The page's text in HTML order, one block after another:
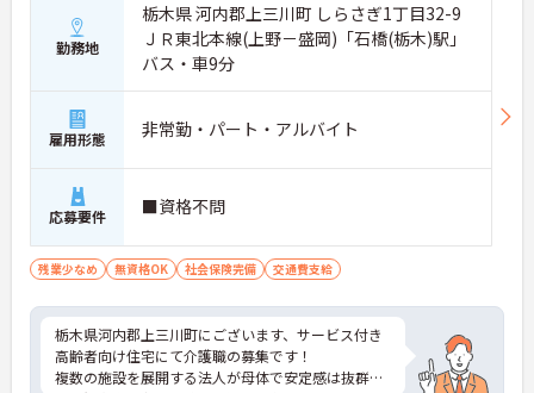
勤務地
栃木県 河内郡上三川町 しらさぎ1丁目32-9
ＪＲ東北本線(上野－盛岡)「石橋(栃木)駅」
バス・車9分
雇用形態 非常勤・パート・アルバイト
応募要件 ■資格不問
残業少なめ 無資格OK 社会保険完備 交通費支給
栃木県河内郡上三川町にございます、サービス付き
高齢者向け住宅にて介護職の募集です！
複数の施設を展開する法人が母体で安定感は抜群で